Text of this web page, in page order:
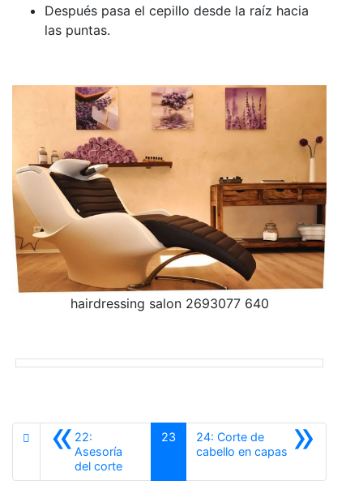
Después pasa el cepillo desde la raíz hacia
las puntas.
hairdressing salon 2693077 640
«22:
Asesoría
del corteAnterior
23 »
24: Corte de
cabello en capas Siguiente